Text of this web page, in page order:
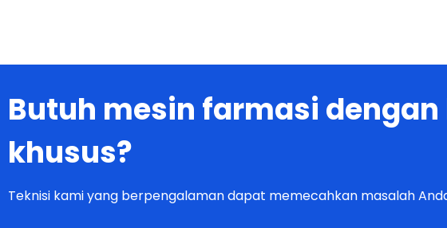
khusus?
Teknisi kami yang berpengalaman dapat memecahkan masalah Anda!